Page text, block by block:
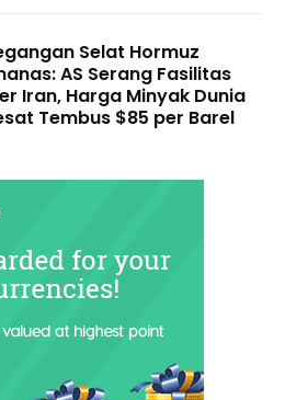
Selat Hormuz
AS Serang Fasilitas
Iran, Harga Minyak Dunia
Tembus $85 per Barel